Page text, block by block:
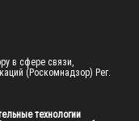
в сфере связи,
(Роскомнадзор) Рег.
технологии